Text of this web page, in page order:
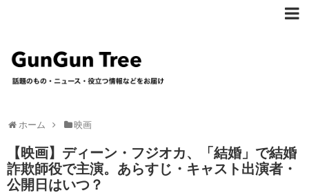
ホーム 映画
【映画】ディーン・フジオカ、「結婚」で結婚
詐欺師役で主演。あらすじ・キャスト出演者・
公開日はいつ？